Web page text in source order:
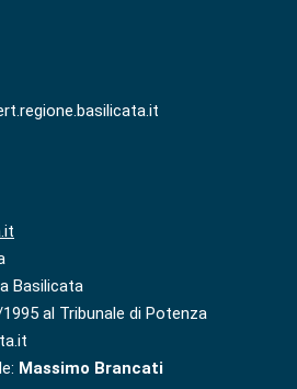
Basilicata
al Tribunale di Potenza
Massimo Brancati